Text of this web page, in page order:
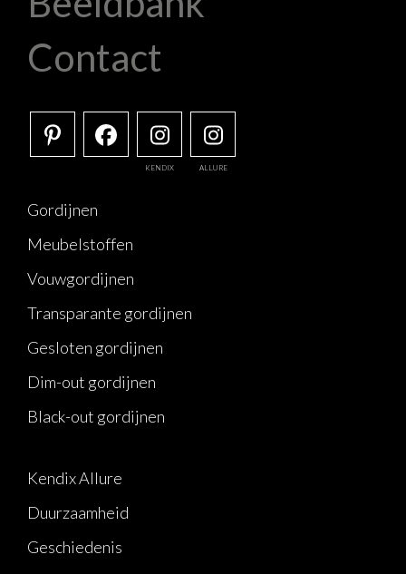
Contact
KENDIX ALLURE
Gordijnen
Meubelstoffen
Vouwgordijnen
Transparante gordijnen
Gesloten gordijnen
Dim-out gordijnen
Black-out gordijnen
Kendix Allure
Duurzaamheid
Geschiedenis